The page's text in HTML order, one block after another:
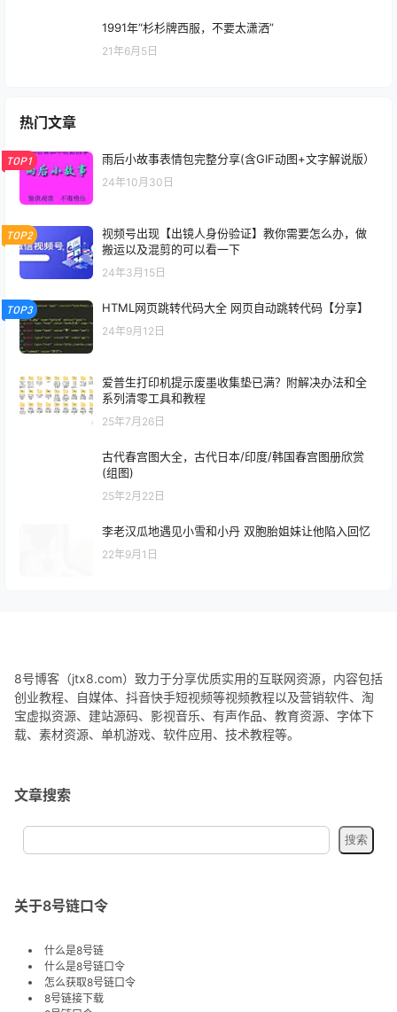
1991年“杉杉牌西服，不要太潇洒”
21年6月5日
热门文章
TOP1 雨后小故事表情包完整分享(含GIF动图+文字解说版）
24年10月30日
TOP2
视频号出现【出镜人身份验证】教你需要怎么办，做
搬运以及混剪的可以看一下
24年3月15日
TOP3 HTML网页跳转代码大全 网页自动跳转代码【分享】
24年9月12日
爱普生打印机提示废墨收集垫已满？附解决办法和全
系列清零工具和教程
25年7月26日
古代春宫图大全，古代日本/印度/韩国春宫图册欣赏
(组图)
25年2月22日
李老汉瓜地遇见小雪和小丹 双胞胎姐妹让他陷入回忆
22年9月1日
8号博客（jtx8.com）致力于分享优质实用的互联网资源，内容包括
创业教程、自媒体、抖音快手短视频等视频教程以及营销软件、淘
宝虚拟资源、建站源码、影视音乐、有声作品、教育资源、字体下
载、素材资源、单机游戏、软件应用、技术教程等。
文章搜索
关于8号链口令
什么是8号链
什么是8号链口令
怎么获取8号链口令
8号链接下载